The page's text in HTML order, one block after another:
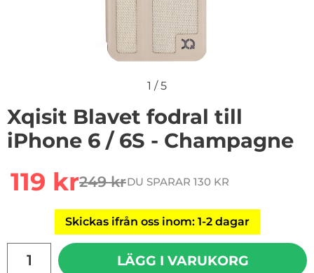
1 /5
Xqisit Blavet fodral till
iPhone 6 / 6S - Champagne
rea pris
119 krtidigare pris
249 krDU SPARAR 130 KR
Skickas ifrån oss inom: 1-2 dagar
LÄGG I VARUKORG